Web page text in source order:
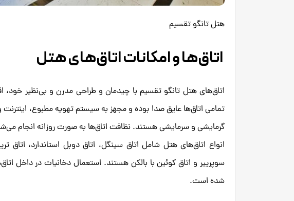
هتل تانگو تقسیم
اتاق‌ها و امکانات اتاق‌های هتل
اتاق‌های هتل تانگو تقسیم با چیدمان و طراحی مدرن و بی‌نظیر خود،
تمامی اتاق‌ها عایق صدا بوده و مجهز به سیستم تهویه مطبوع،
گرمایشی و سرمایشی هستند. نظافت اتاق‌ها به صورت روزانه انجام
انواع اتاق‌های هتل شامل اتاق سینگل، اتاق دوبل استاندارد، اتاق
سوپرییر و اتاق کوئین با بالکن هستند. استعمال دخانیات در داخل
شده است.